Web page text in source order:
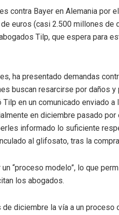
contra Bayer en Alemania por
euros (casi 2.500 millones de
Tilp, que espera para
ha presentado demandas
buscan resarcirse por daños y
en un comunicado enviado a
en diciembre pasado por
informado lo suficiente
al glifosato, tras la
“proceso modelo”, lo que
los abogados.
diciembre la vía a un